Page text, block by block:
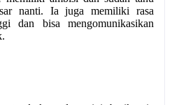
nanti. Ia juga memiliki rasa
dan bisa mengomunikasikan
dengan baik.